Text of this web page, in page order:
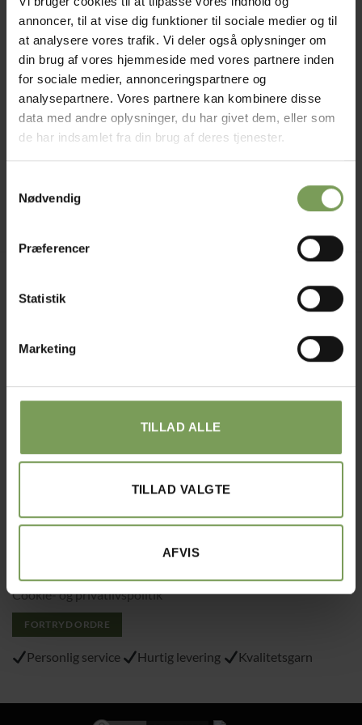
annoncer, til at vise dig funktioner til sociale medier og til
at analysere vores trafik. Vi deler også oplysninger om
din brug af vores hjemmeside med vores partnere inden
for sociale medier, annonceringspartnere og
analysepartnere. Vores partnere kan kombinere disse
data med andre oplysninger, du har givet dem, eller som
de har indsamlet fra din brug af deres tjenester.
Nødvendig
Præferencer
Statistik
Marketing
TILLAD ALLE
TILLAD VALGTE
AFVIS
SJALER OG TØRKLÆDER
Bølger – Tørklæde
kr.80,00
Uldbutik.dk
7540 Haderup
E-mail:kontakt@uldbutik.dk
Varemærke: “VA 2019 01362”
Alt det med småt…
Cookie- og privatlivspolitik
FORTRYD ORDRE
Personlig service Hurtig levering Kvalitetsgarn